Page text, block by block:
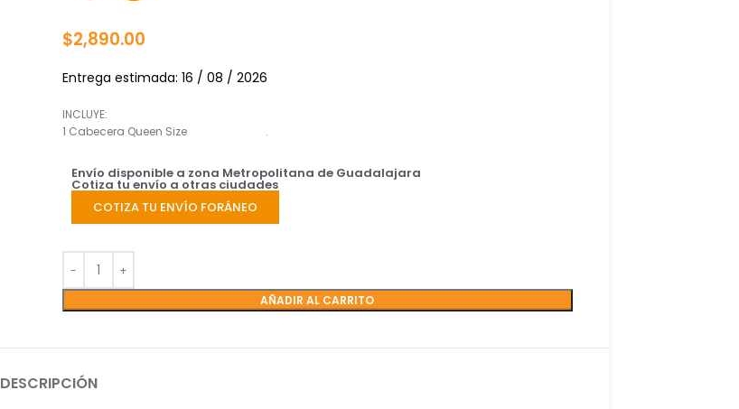
$2,890.00
Entrega estimada: 16 / 08 / 2026
INCLUYE:
1 Cabecera Queen Size .
Envío disponible a zona Metropolitana de Guadalajara
Cotiza tu envío a otras ciudades
COTIZA TU ENVÍO FORÁNEO
AÑADIR AL CARRITO
DESCRIPCIÓN